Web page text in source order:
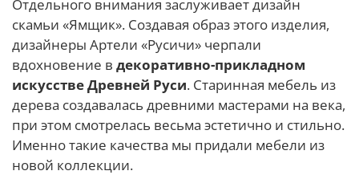
Отдельного внимания заслуживает дизайн
скамьи «Ямщик». Создавая образ этого изделия,
дизайнеры Артели «Русичи» черпали
вдохновение в декоративно-прикладном
искусстве Древней Руси. Старинная мебель из
дерева создавалась древними мастерами на века,
при этом смотрелась весьма эстетично и стильно.
Именно такие качества мы придали мебели из
новой коллекции.